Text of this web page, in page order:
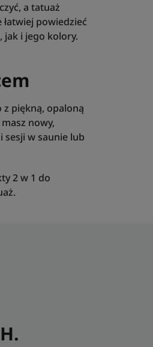
a tatuaż
łatwiej powiedzieć
jak i jego kolory.
z piękną, opaloną
nowy,
sesji w saunie lub
2 w 1 do